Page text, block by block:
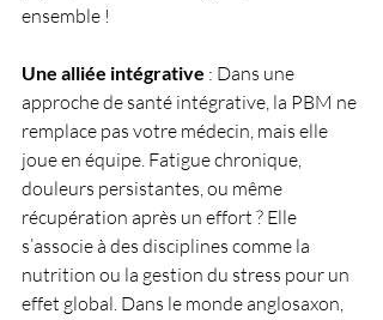
ensemble !
Une alliée intégrative : Dans une
approche de santé intégrative, la PBM ne
remplace pas votre médecin, mais elle
joue en équipe. Fatigue chronique,
douleurs persistantes, ou même
récupération après un effort ? Elle
s’associe à des disciplines comme la
nutrition ou la gestion du stress pour un
effet global. Dans le monde anglosaxon,